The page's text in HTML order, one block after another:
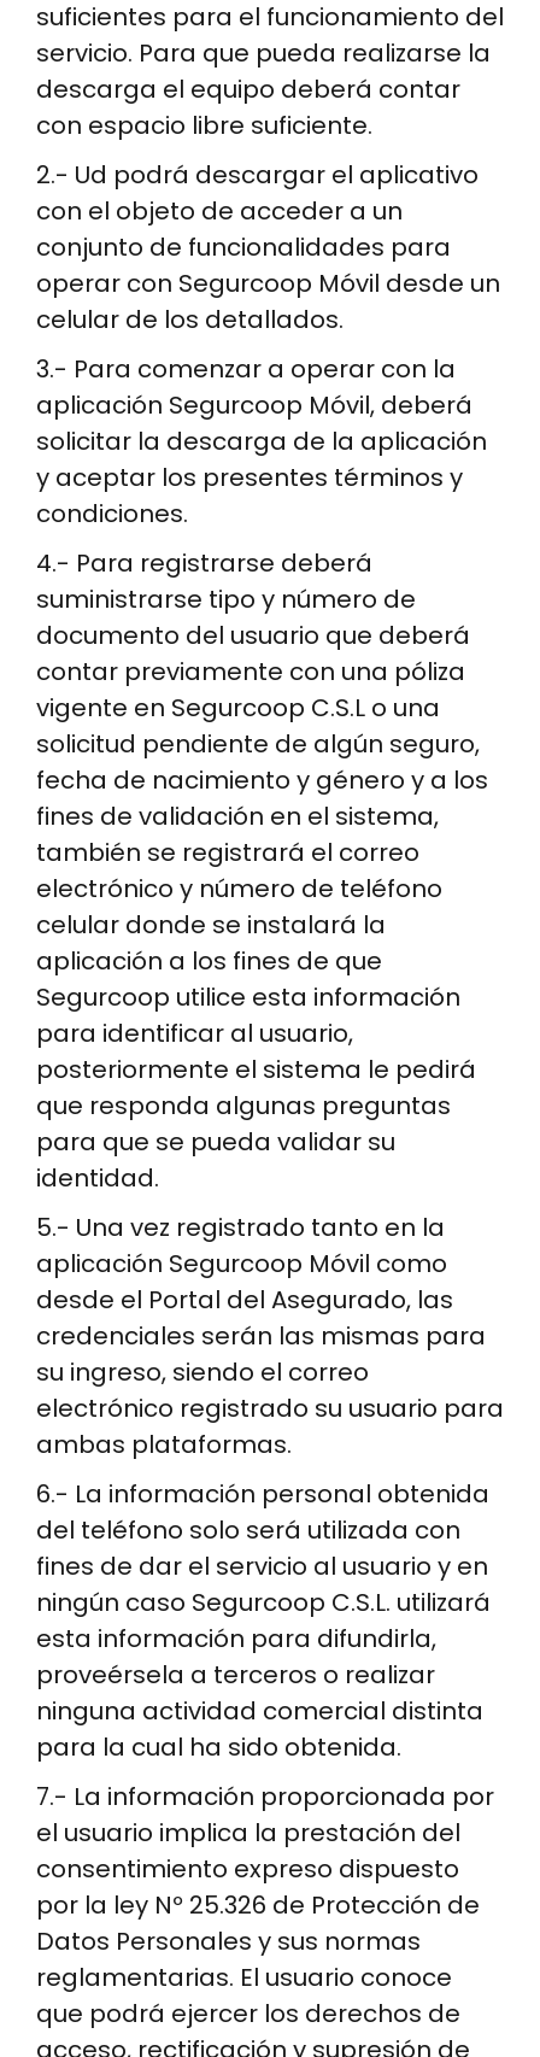
suficientes para el funcionamiento del
servicio. Para que pueda realizarse la
descarga el equipo deberá contar
con espacio libre suficiente.
2.- Ud podrá descargar el aplicativo
con el objeto de acceder a un
conjunto de funcionalidades para
operar con Segurcoop Móvil desde un
celular de los detallados.
3.- Para comenzar a operar con la
aplicación Segurcoop Móvil, deberá
solicitar la descarga de la aplicación
y aceptar los presentes términos y
condiciones.
4.- Para registrarse deberá
suministrarse tipo y número de
documento del usuario que deberá
contar previamente con una póliza
vigente en Segurcoop C.S.L o una
solicitud pendiente de algún seguro,
fecha de nacimiento y género y a los
fines de validación en el sistema,
también se registrará el correo
electrónico y número de teléfono
celular donde se instalará la
aplicación a los fines de que
Segurcoop utilice esta información
para identificar al usuario,
posteriormente el sistema le pedirá
que responda algunas preguntas
para que se pueda validar su
identidad.
5.- Una vez registrado tanto en la
aplicación Segurcoop Móvil como
desde el Portal del Asegurado, las
credenciales serán las mismas para
su ingreso, siendo el correo
electrónico registrado su usuario para
ambas plataformas.
6.- La información personal obtenida
del teléfono solo será utilizada con
fines de dar el servicio al usuario y en
ningún caso Segurcoop C.S.L. utilizará
esta información para difundirla,
proveérsela a terceros o realizar
ninguna actividad comercial distinta
para la cual ha sido obtenida.
7.- La información proporcionada por
el usuario implica la prestación del
consentimiento expreso dispuesto
por la ley Nº 25.326 de Protección de
Datos Personales y sus normas
reglamentarias. El usuario conoce
que podrá ejercer los derechos de
acceso, rectificación y supresión de